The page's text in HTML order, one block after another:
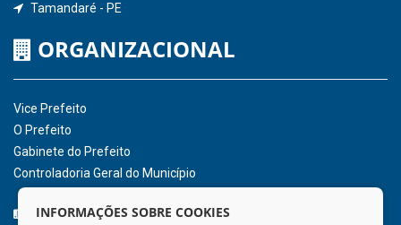
Tamandaré - PE
ORGANIZACIONAL
Vice Prefeito
O Prefeito
Gabinete do Prefeito
Controladoria Geral do Município
CURTA NOSSA FAN PAGE
INFORMAÇÕES SOBRE COOKIES